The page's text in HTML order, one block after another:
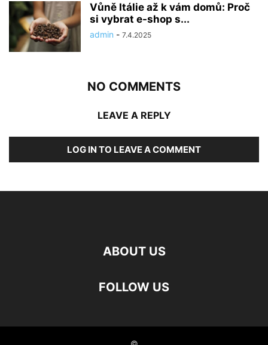
Vůně Itálie až k vám domů: Proč
si vybrat e-shop s...
admin - 7.4.2025
NO COMMENTS
LEAVE A REPLY
LOG IN TO LEAVE A COMMENT
ABOUT US
FOLLOW US